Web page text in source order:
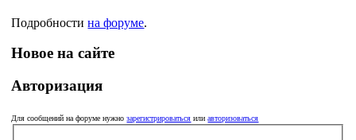
Подробностина форуме.
Новое на сайте
Авторизация
Для сообщений на форуме нужнозарегистрироваться илиавторизоваться